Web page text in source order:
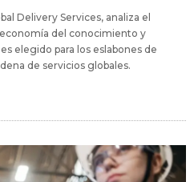
Delivery Services, analiza el
del conocimiento y
elegido para los eslabones de
de servicios globales.